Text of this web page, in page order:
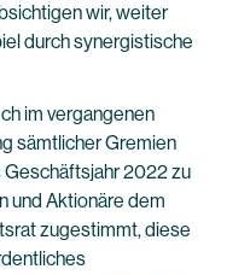
wir, weiter
durch synergistische
im vergangenen
sämtlicher Gremien
Geschäftsjahr 2022 zu
und Aktionäre dem
zugestimmt, diese